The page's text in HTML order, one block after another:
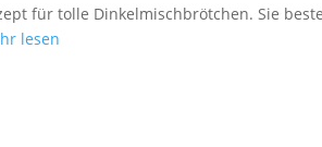
für tolle Dinkelmischbrötchen. Sie
lesen